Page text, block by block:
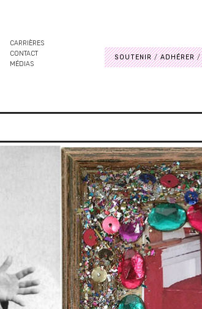
CARRIÈRES
CONTACT
MÉDIAS
SOUTENIR ADHÉRER